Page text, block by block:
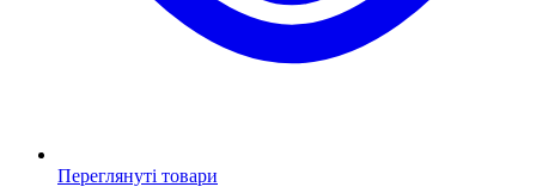
Переглянуті товари